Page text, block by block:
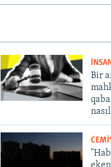
Bir